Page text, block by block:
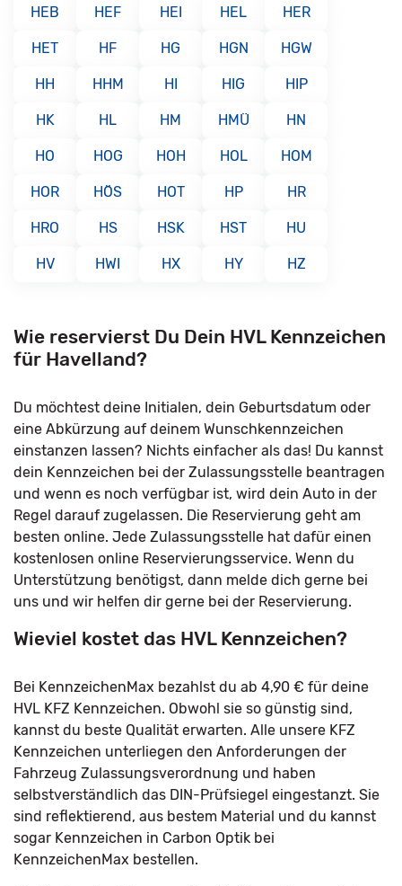
HEB HEF HEI HEL HER
HET HF HG HGN HGW
HH HHM HI HIG HIP
HK HL HM HMÜ HN
HO HOG HOH HOL HOM
HOR HÖS HOT HP HR
HRO HS HSK HST HU
HV HWI HX HY HZ
Wie reservierst Du Dein HVL Kennzeichen
für Havelland?
Du möchtest deine Initialen, dein Geburtsdatum oder
eine Abkürzung auf deinem Wunschkennzeichen
einstanzen lassen? Nichts einfacher als das! Du kannst
dein Kennzeichen bei der Zulassungsstelle beantragen
und wenn es noch verfügbar ist, wird dein Auto in der
Regel darauf zugelassen. Die Reservierung geht am
besten online. Jede Zulassungsstelle hat dafür einen
kostenlosen online Reservierungsservice. Wenn du
Unterstützung benötigst, dann melde dich gerne bei
uns und wir helfen dir gerne bei der Reservierung.
Wieviel kostet das HVL Kennzeichen?
Bei KennzeichenMax bezahlst du ab 4,90 € für deine
HVL KFZ Kennzeichen. Obwohl sie so günstig sind,
kannst du beste Qualität erwarten. Alle unsere KFZ
Kennzeichen unterliegen den Anforderungen der
Fahrzeug Zulassungsverordnung und haben
selbstverständlich das DIN-Prüfsiegel eingestanzt. Sie
sind reflektierend, aus bestem Material und du kannst
sogar Kennzeichen in Carbon Optik bei
KennzeichenMax bestellen.